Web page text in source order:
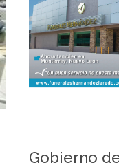
Gobierno